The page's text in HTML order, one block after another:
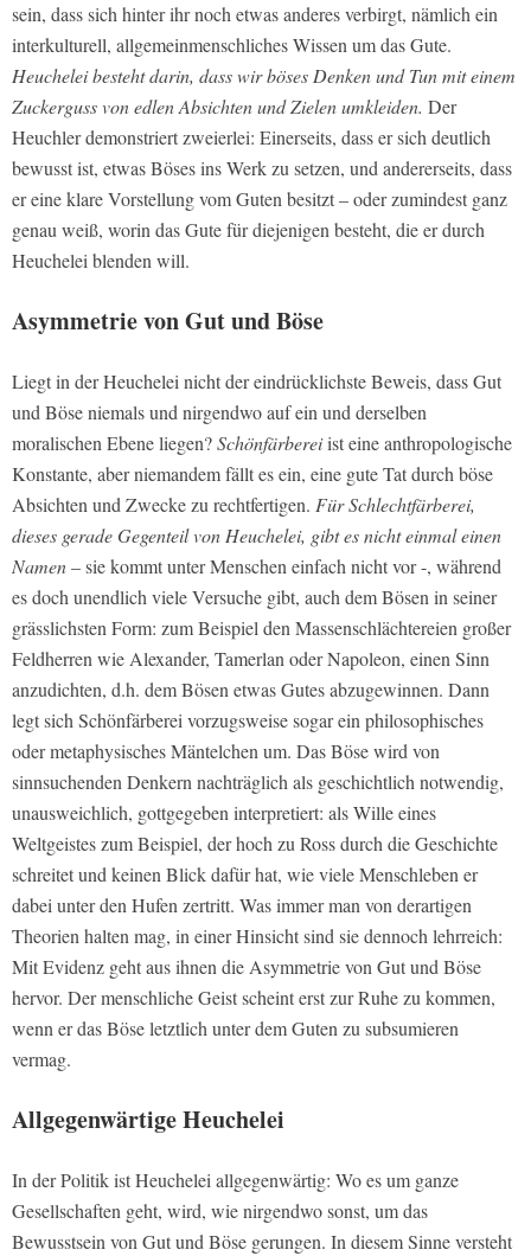
sein, dass sich hinter ihr noch etwas anderes verbirgt, nämlich ein
interkulturell, allgemeinmenschliches Wissen um das Gute.
Heuchelei besteht darin, dass wir böses Denken und Tun mit einem
Zuckerguss von edlen Absichten und Zielen umkleiden. Der
Heuchler demonstriert zweierlei: Einerseits, dass er sich deutlich
bewusst ist, etwas Böses ins Werk zu setzen, und andererseits, dass
er eine klare Vorstellung vom Guten besitzt – oder zumindest ganz
genau weiß, worin das Gute für diejenigen besteht, die er durch
Heuchelei blenden will.
Asymmetrie von Gut und Böse
Liegt in der Heuchelei nicht der eindrücklichste Beweis, dass Gut
und Böse niemals und nirgendwo auf ein und derselben
moralischen Ebene liegen?Schönfärbereiist eine anthropologische
Konstante, aber niemandem fällt es ein, eine gute Tat durch böse
Absichten und Zwecke zu rechtfertigen. Für Schlechtfärberei,
dieses gerade Gegenteil von Heuchelei, gibt es nicht einmal einen
Namen– sie kommt unter Menschen einfach nicht vor -, während
es doch unendlich viele Versuche gibt, auch dem Bösen in seiner
grässlichsten Form: zum Beispiel den Massenschlächtereien großer
Feldherren wie Alexander, Tamerlan oder Napoleon, einen Sinn
anzudichten, d.h. dem Bösen etwas Gutes abzugewinnen. Dann
legt sich Schönfärberei vorzugsweise sogar ein philosophisches
oder metaphysisches Mäntelchen um. Das Böse wird von
sinnsuchenden Denkern nachträglich als geschichtlich notwendig,
unausweichlich, gottgegeben interpretiert: als Wille eines
Weltgeistes zum Beispiel, der hoch zu Ross durch die Geschichte
schreitet und keinen Blick dafür hat, wie viele Menschleben er
dabei unter den Hufen zertritt. Was immer man von derartigen
Theorien halten mag, in einer Hinsicht sind sie dennoch lehrreich:
Mit Evidenz geht aus ihnen die Asymmetrie von Gut und Böse
hervor. Der menschliche Geist scheint erst zur Ruhe zu kommen,
wenn er das Böse letztlich unter dem Guten zu subsumieren
vermag.
Allgegenwärtige Heuchelei
In der Politik ist Heuchelei allgegenwärtig: Wo es um ganze
Gesellschaften geht, wird, wie nirgendwo sonst, um das
Bewusstsein von Gut und Böse gerungen. In diesem Sinne versteht